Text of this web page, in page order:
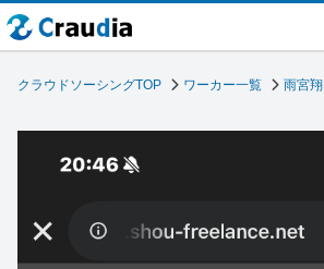
クラウドソーシングTOP ワーカー一覧 雨宮翔